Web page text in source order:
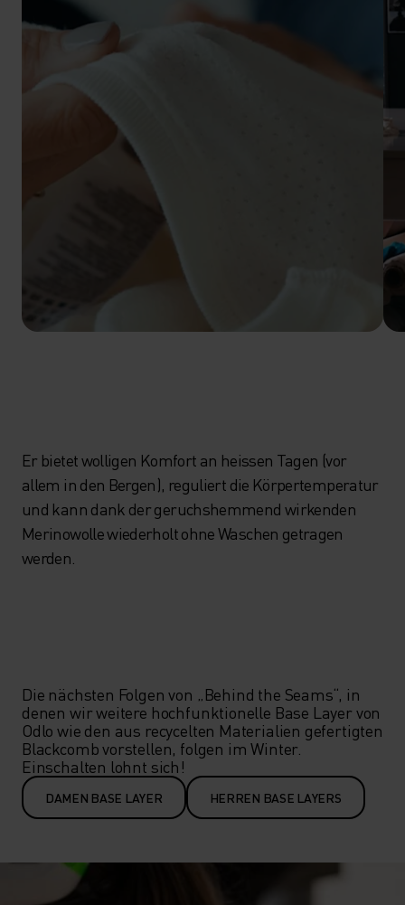
Er bietet wolligen Komfort an heissen Tagen (vor
allem in den Bergen), reguliert die Körpertemperatur
und kann dank der geruchshemmend wirkenden
Merinowolle wiederholt ohne Waschen getragen
werden.
Die nächsten Folgen von „Behind the Seams“, in
denen wir weitere hochfunktionelle Base Layer von
Odlo wie den aus recycelten Materialien gefertigten
Blackcomb vorstellen, folgen im Winter.
Einschalten lohnt sich!
DAMEN BASE LAYER HERREN BASE LAYERS